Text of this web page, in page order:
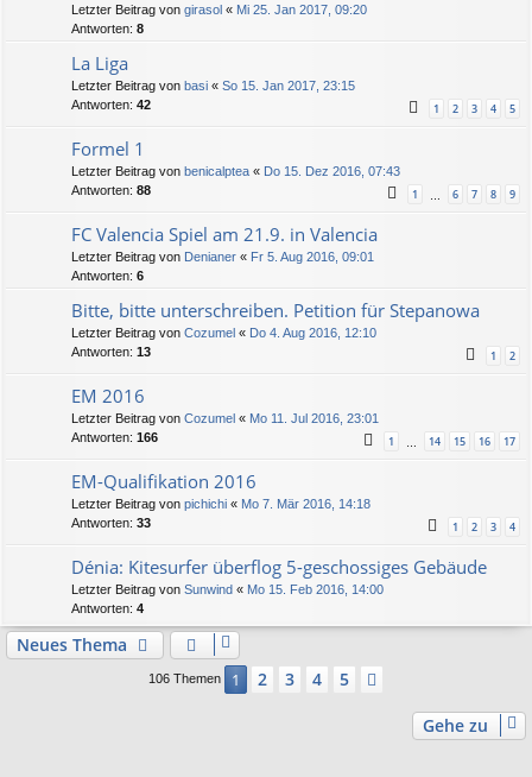
Letzter Beitrag von girasol « Mi 25. Jan 2017, 09:20
Antworten: 8
La Liga
Letzter Beitrag von basi « So 15. Jan 2017, 23:15
Antworten: 42 1 2 3 4 5
Formel 1
Letzter Beitrag von benicalptea « Do 15. Dez 2016, 07:43
Antworten: 88 1 6 7 8 9
FC Valencia Spiel am 21.9. in Valencia
Letzter Beitrag von Denianer « Fr 5. Aug 2016, 09:01
Antworten: 6
Bitte, bitte unterschreiben. Petition für Stepanowa
Letzter Beitrag von Cozumel « Do 4. Aug 2016, 12:10
Antworten: 13 1 2
EM 2016
Letzter Beitrag von Cozumel « Mo 11. Jul 2016, 23:01
Antworten: 166 1 … 14 15 16 17
EM-Qualifikation 2016
Letzter Beitrag von pichichi « Mo 7. Mär 2016, 14:18
Antworten: 33 1 2 3 4
Dénia: Kitesurfer überflog 5-geschossiges Gebäude
Letzter Beitrag von Sunwind « Mo 15. Feb 2016, 14:00
Antworten: 4
Neues Thema
106 Themen 1 2 3 4 5
Gehe zu